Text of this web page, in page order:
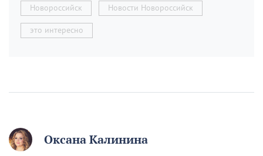
Новороссийск Новости Новороссийск
это интересно
Оксана Калинина